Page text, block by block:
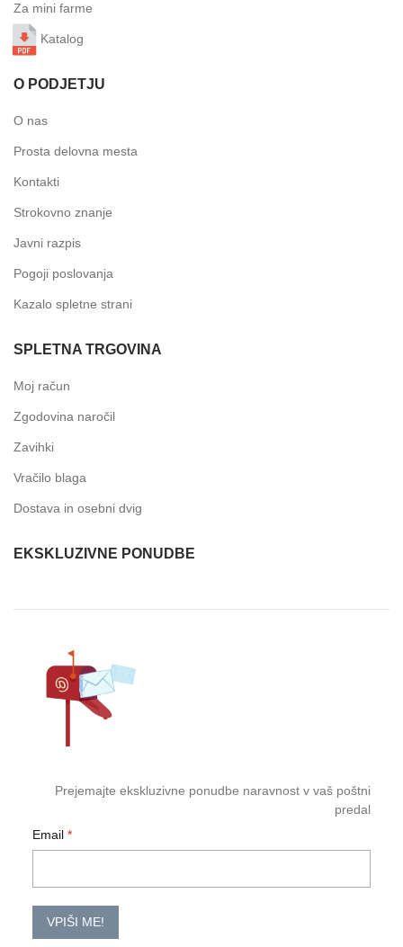
Za mini farme
Katalog
O PODJETJU
O nas
Prosta delovna mesta
Kontakti
Strokovno znanje
Javni razpis
Pogoji poslovanja
Kazalo spletne strani
SPLETNA TRGOVINA
Moj račun
Zgodovina naročil
Zavihki
Vračilo blaga
Dostava in osebni dvig
EKSKLUZIVNE PONUDBE
Prejemajte ekskluzivne ponudbe naravnost v vaš poštni
predal
Email
VPIŠI ME!